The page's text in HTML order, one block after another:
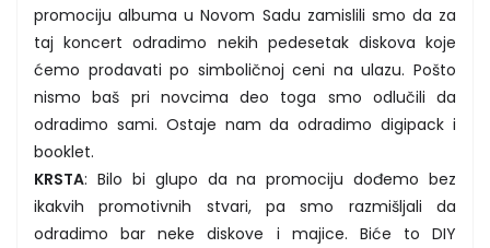
promociju albuma u Novom Sadu zamislili smo da za
taj koncert odradimo nekih pedesetak diskova koje
ćemo prodavati po simboličnoj ceni na ulazu. Pošto
nismo baš pri novcima deo toga smo odlučili da
odradimo sami. Ostaje nam da odradimo digipack i
booklet.
KRSTA: Bilo bi glupo da na promociju dođemo bez
ikakvih promotivnih stvari, pa smo razmišljali da
odradimo bar neke diskove i majice. Biće to DIY